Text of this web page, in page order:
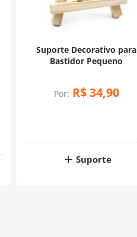
Suporte Decorativo para
Bastidor Pequeno
Por: R$ 34,90
Suporte